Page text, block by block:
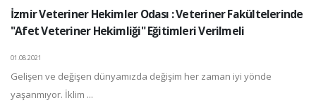
İzmir Veteriner Hekimler Odası : Veteriner Fakültelerinde
"Afet Veteriner Hekimliği" Eğitimleri Verilmeli
01.08.2021
Gelişen ve değişen dünyamızda değişim her zaman iyi yönde
yaşanmıyor. İklim ...